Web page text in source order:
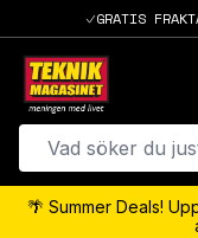
GRATIS
🌴 Summer Deals!